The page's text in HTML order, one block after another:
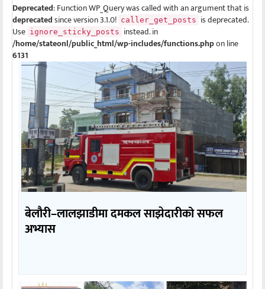
Deprecated: Function WP_Query was called with an argument that is
deprecatedsince version 3.1.0! caller_get_posts is deprecated.
Use ignore_sticky_posts instead. in
/home/stateonl/public_html/wp-includes/functions.phpon line
6131
बेलौरी–लालझाडीमा दमकल साझेदारीको सफल
अभ्यास